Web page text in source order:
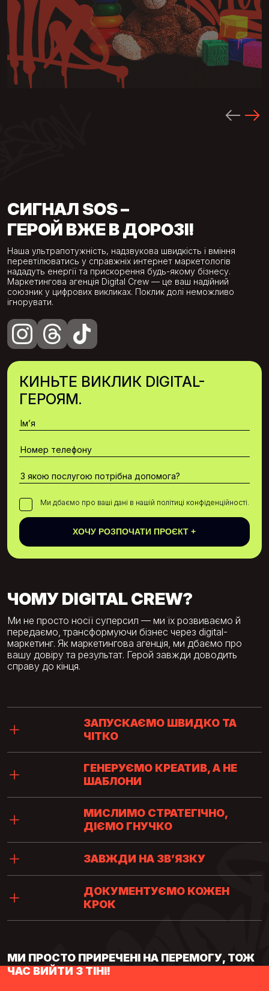
СИГНАЛ SOS –
ГЕРОЙ ВЖЕ В ДОРОЗІ!
Наша ультрапотужність, надзвукова швидкість і вміння
перевтілюватись у справжніх интернет маркетологів
нададуть енергії та прискорення будь-якому бізнесу.
Маркетингова агенція Digital Crew — це ваш надійний
союзник у цифрових викликах. Поклик долі неможливо
ігнорувати.
КИНЬТЕ ВИКЛИК DIGITAL-
ГЕРОЯМ.
Ми дбаємо про ваші дані в нашій політиці конфіденційності.
Ми не просто носії суперсил — ми їх розвиваємо й
передаємо, трансформуючи бізнес через digital-
маркетинг. Як маркетингова агенція, ми дбаємо про
вашу довіру та результат. Герой завжди доводить
справу до кінця.
ЧОМУ DIGITAL CREW?
ЗАПУСКАЄМО ШВИДКО ТА
ЧІТКО
ГЕНЕРУЄМО КРЕАТИВ, А НЕ
ШАБЛОНИ
МИСЛИМО СТРАТЕГІЧНО,
ДІЄМО ГНУЧКО
ЗАВЖДИ НА ЗВ’ЯЗКУ
ДОКУМЕНТУЄМО КОЖЕН
КРОК
МИ ПРОСТО ПРИРЕЧЕНІ НА ПЕРЕМОГУ, ТОЖ
ЧАС ВИЙТИ З ТІНІ!